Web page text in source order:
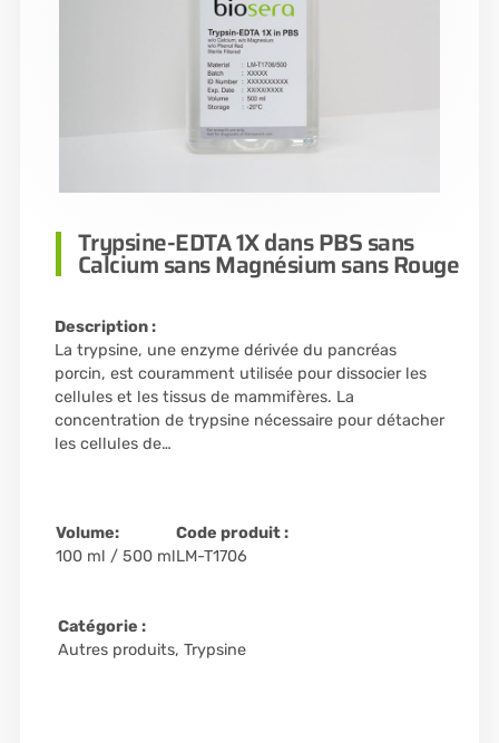
Trypsine-EDTA 1X dans PBS sans
Calcium sans Magnésium sans Rouge
Description :
La trypsine, une enzyme dérivée du pancréas
porcin, est couramment utilisée pour dissocier les
cellules et les tissus de mammifères. La
concentration de trypsine nécessaire pour détacher
les cellules de…
Volume:
100 ml / 500 ml
Code produit :
LM-T1706
Catégorie :
Autres produits, Trypsine